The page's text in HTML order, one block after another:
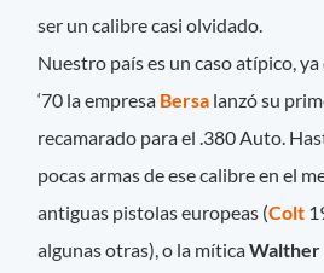
ser un calibre casi olvidado.
Nuestro país es un caso atípico, ya
‘70 la empresa Bersa lanzó su
recamarado para el .380 Auto.
pocas armas de ese calibre en el
antiguas pistolas europeas (Colt
algunas otras), o la míticaWalther